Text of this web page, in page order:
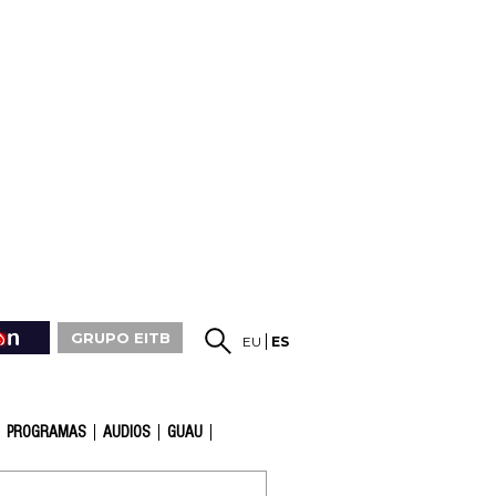
GRUPO EITB EU ES
PROGRAMAS AUDIOS GUAU